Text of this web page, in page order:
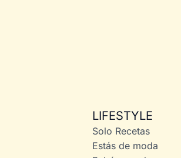
LIFESTYLE
Solo Recetas
Estás de moda